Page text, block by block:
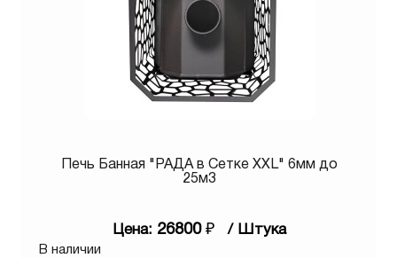
Печь Банная "РАДА в Сетке XXL" 6мм до
25м3
Цена: 26800 ₽ / Штука
В наличии